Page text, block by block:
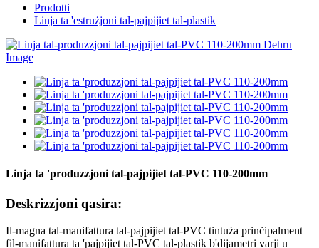
Prodotti
Linja ta 'estrużjoni tal-pajpijiet tal-plastik
Linja ta 'produzzjoni tal-pajpijiet tal-PVC 110-200mm
Deskrizzjoni qasira:
Il-magna tal-manifattura tal-pajpijiet tal-PVC tintuża prinċipalment
fil-manifattura ta 'pajpijiet tal-PVC tal-plastik b'dijametri varji u